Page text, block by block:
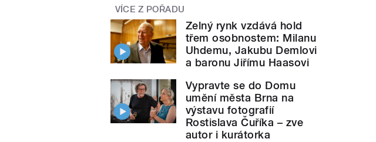
VÍCE Z POŘADU
Zelný rynk vzdává hold
třem osobnostem: Milanu
Uhdemu, Jakubu Demlovi
a baronu Jiřímu Haasovi
Vypravte se do Domu
umění města Brna na
výstavu fotografií
Rostislava Čuříka – zve
autor i kurátorka